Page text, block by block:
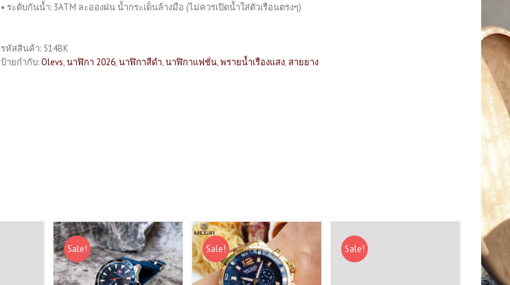
• ระดับกันน้ำ: 3ATM ละอองฝน น้ำกระเด็นล้างมือ (ไม่ควรเปิดน้ำใส่ตัวเรือนตรงๆ)
รหัสสินค้า: 514BK
ป้ายกำกับ:Olevs,นาฬิกา 2026,นาฬิกาสีดำ,นาฬิกาแฟชั่น,พรายน้ำเรืองแสง,สายยาง
Sale! Sale! Sale!